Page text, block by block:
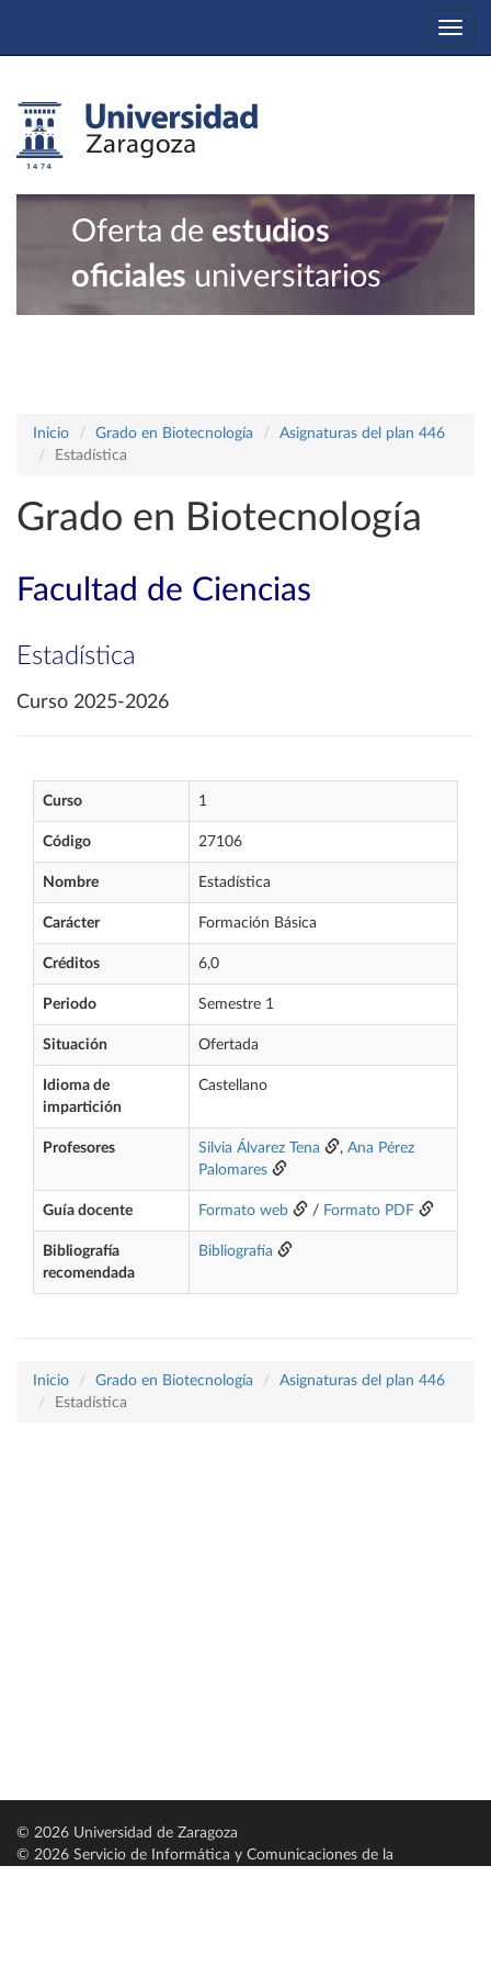
Oferta de estudios
oficiales universitarios
Inicio Grado en Biotecnología
Asignaturas del plan 446
Estadística
Grado en Biotecnología
Facultad de Ciencias
Estadística
Curso 2025-2026
Curso 1
Código 27106
Nombre Estadística
Carácter Formación Básica
Créditos 6,0
Periodo Semestre 1
Situación Ofertada
Idioma de
impartición
Castellano
Profesores Silvia Álvarez Tena , Ana Pérez
Palomares
Guía docente Formato web / Formato PDF
Bibliografía
recomendada
Bibliografía
Inicio Grado en Biotecnología
Asignaturas del plan 446
Estadística
© 2026 Universidad de Zaragoza
© 2026 Servicio de Informática y Comunicaciones de la